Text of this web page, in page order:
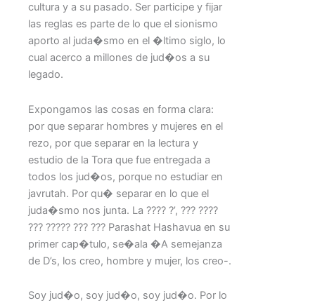
cultura y a su pasado. Ser participe y fijar
las reglas es parte de lo que el sionismo
aporto al juda�smo en el �ltimo siglo, lo
cual acerco a millones de jud�os a su
legado.
Expongamos las cosas en forma clara:
por que separar hombres y mujeres en el
rezo, por que separar en la lectura y
estudio de la Tora que fue entregada a
todos los jud�os, porque no estudiar en
javrutah. Por qu� separar en lo que el
juda�smo nos junta. La ???? ?’, ??? ????
??? ????? ??? ??? Parashat Hashavua en su
primer cap�tulo, se�ala �A semejanza
de D’s, los creo, hombre y mujer, los creo-.
Soy jud�o, soy jud�o, soy jud�o. Por lo